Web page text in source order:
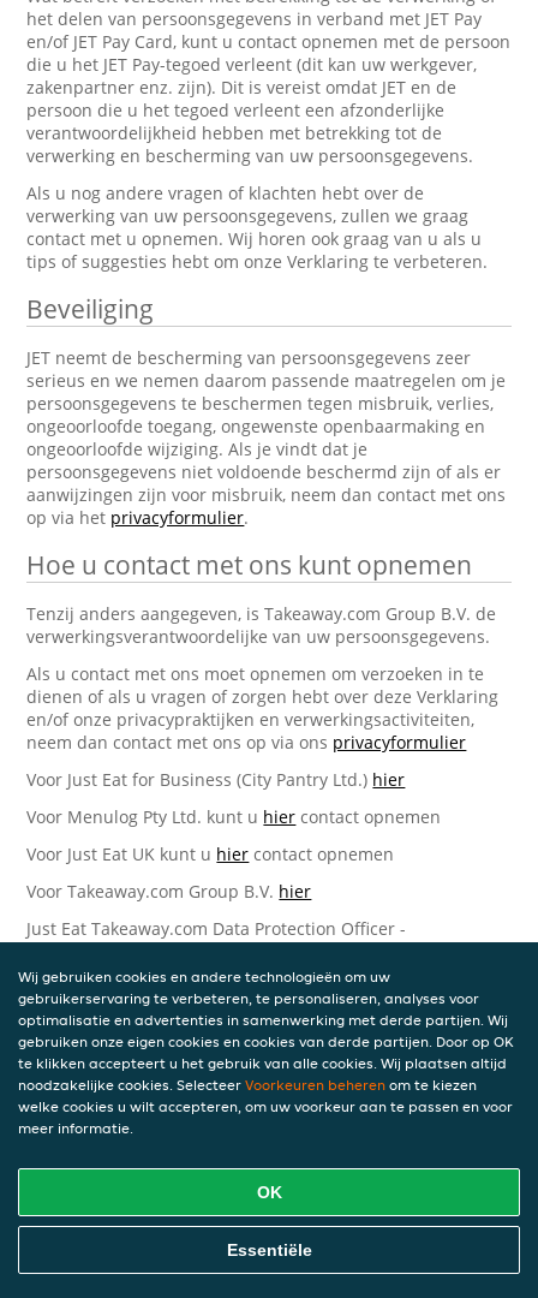
het delen van persoonsgegevens in verband met JET Pay
en/of JET Pay Card, kunt u contact opnemen met de persoon
die u het JET Pay-tegoed verleent (dit kan uw werkgever,
zakenpartner enz. zijn). Dit is vereist omdat JET en de
persoon die u het tegoed verleent een afzonderlijke
verantwoordelijkheid hebben met betrekking tot de
verwerking en bescherming van uw persoonsgegevens.
Als u nog andere vragen of klachten hebt over de
verwerking van uw persoonsgegevens, zullen we graag
contact met u opnemen. Wij horen ook graag van u als u
tips of suggesties hebt om onze Verklaring te verbeteren.
Beveiliging
JET neemt de bescherming van persoonsgegevens zeer
serieus en we nemen daarom passende maatregelen om je
persoonsgegevens te beschermen tegen misbruik, verlies,
ongeoorloofde toegang, ongewenste openbaarmaking en
ongeoorloofde wijziging. Als je vindt dat je
persoonsgegevens niet voldoende beschermd zijn of als er
aanwijzingen zijn voor misbruik, neem dan contact met ons
op via het privacyformulier.
Hoe u contact met ons kunt opnemen
Tenzij anders aangegeven, is Takeaway.com Group B.V. de
verwerkingsverantwoordelijke van uw persoonsgegevens.
Als u contact met ons moet opnemen om verzoeken in te
dienen of als u vragen of zorgen hebt over deze Verklaring
en/of onze privacypraktijken en verwerkingsactiviteiten,
neem dan contact met ons op via ons privacyformulier
Voor Just Eat for Business (City Pantry Ltd.) hier
Voor Menulog Pty Ltd. kunt u hier contact opnemen
Voor Just Eat UK kunt u hier contact opnemen
Voor Takeaway.com Group B.V. hier
Just Eat Takeaway.com Data Protection Officer -
Piet Heinkade 61
1019 GM Amsterdam
Nederland
Bijgewerkte versies van deze
Privacyverklaring
Wij kunnen deze Verklaring van tijd tot tijd bijwerken als
reactie op veranderende juridische, technische of zakelijke
ontwikkelingen. Wanneer wij onze Privacyverklaring
bijwerken, zullen wij passende maatregelen nemen om u
op de hoogte te brengen, in overeenstemming met het
Wij gebruiken cookies en andere technologieën om uw
gebruikerservaring te verbeteren, te personaliseren, analyses voor
optimalisatie en advertenties in samenwerking met derde partijen. Wij
gebruiken onze eigen cookies en cookies van derde partijen. Door op OK
te klikken accepteert u het gebruik van alle cookies. Wij plaatsen altijd
noodzakelijke cookies. Selecteer Voorkeuren beheren om te kiezen
welke cookies u wilt accepteren, om uw voorkeur aan te passen en voor
meer informatie.
OK
Essentiële